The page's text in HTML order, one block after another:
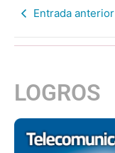
Entrada anterior
LOGROS